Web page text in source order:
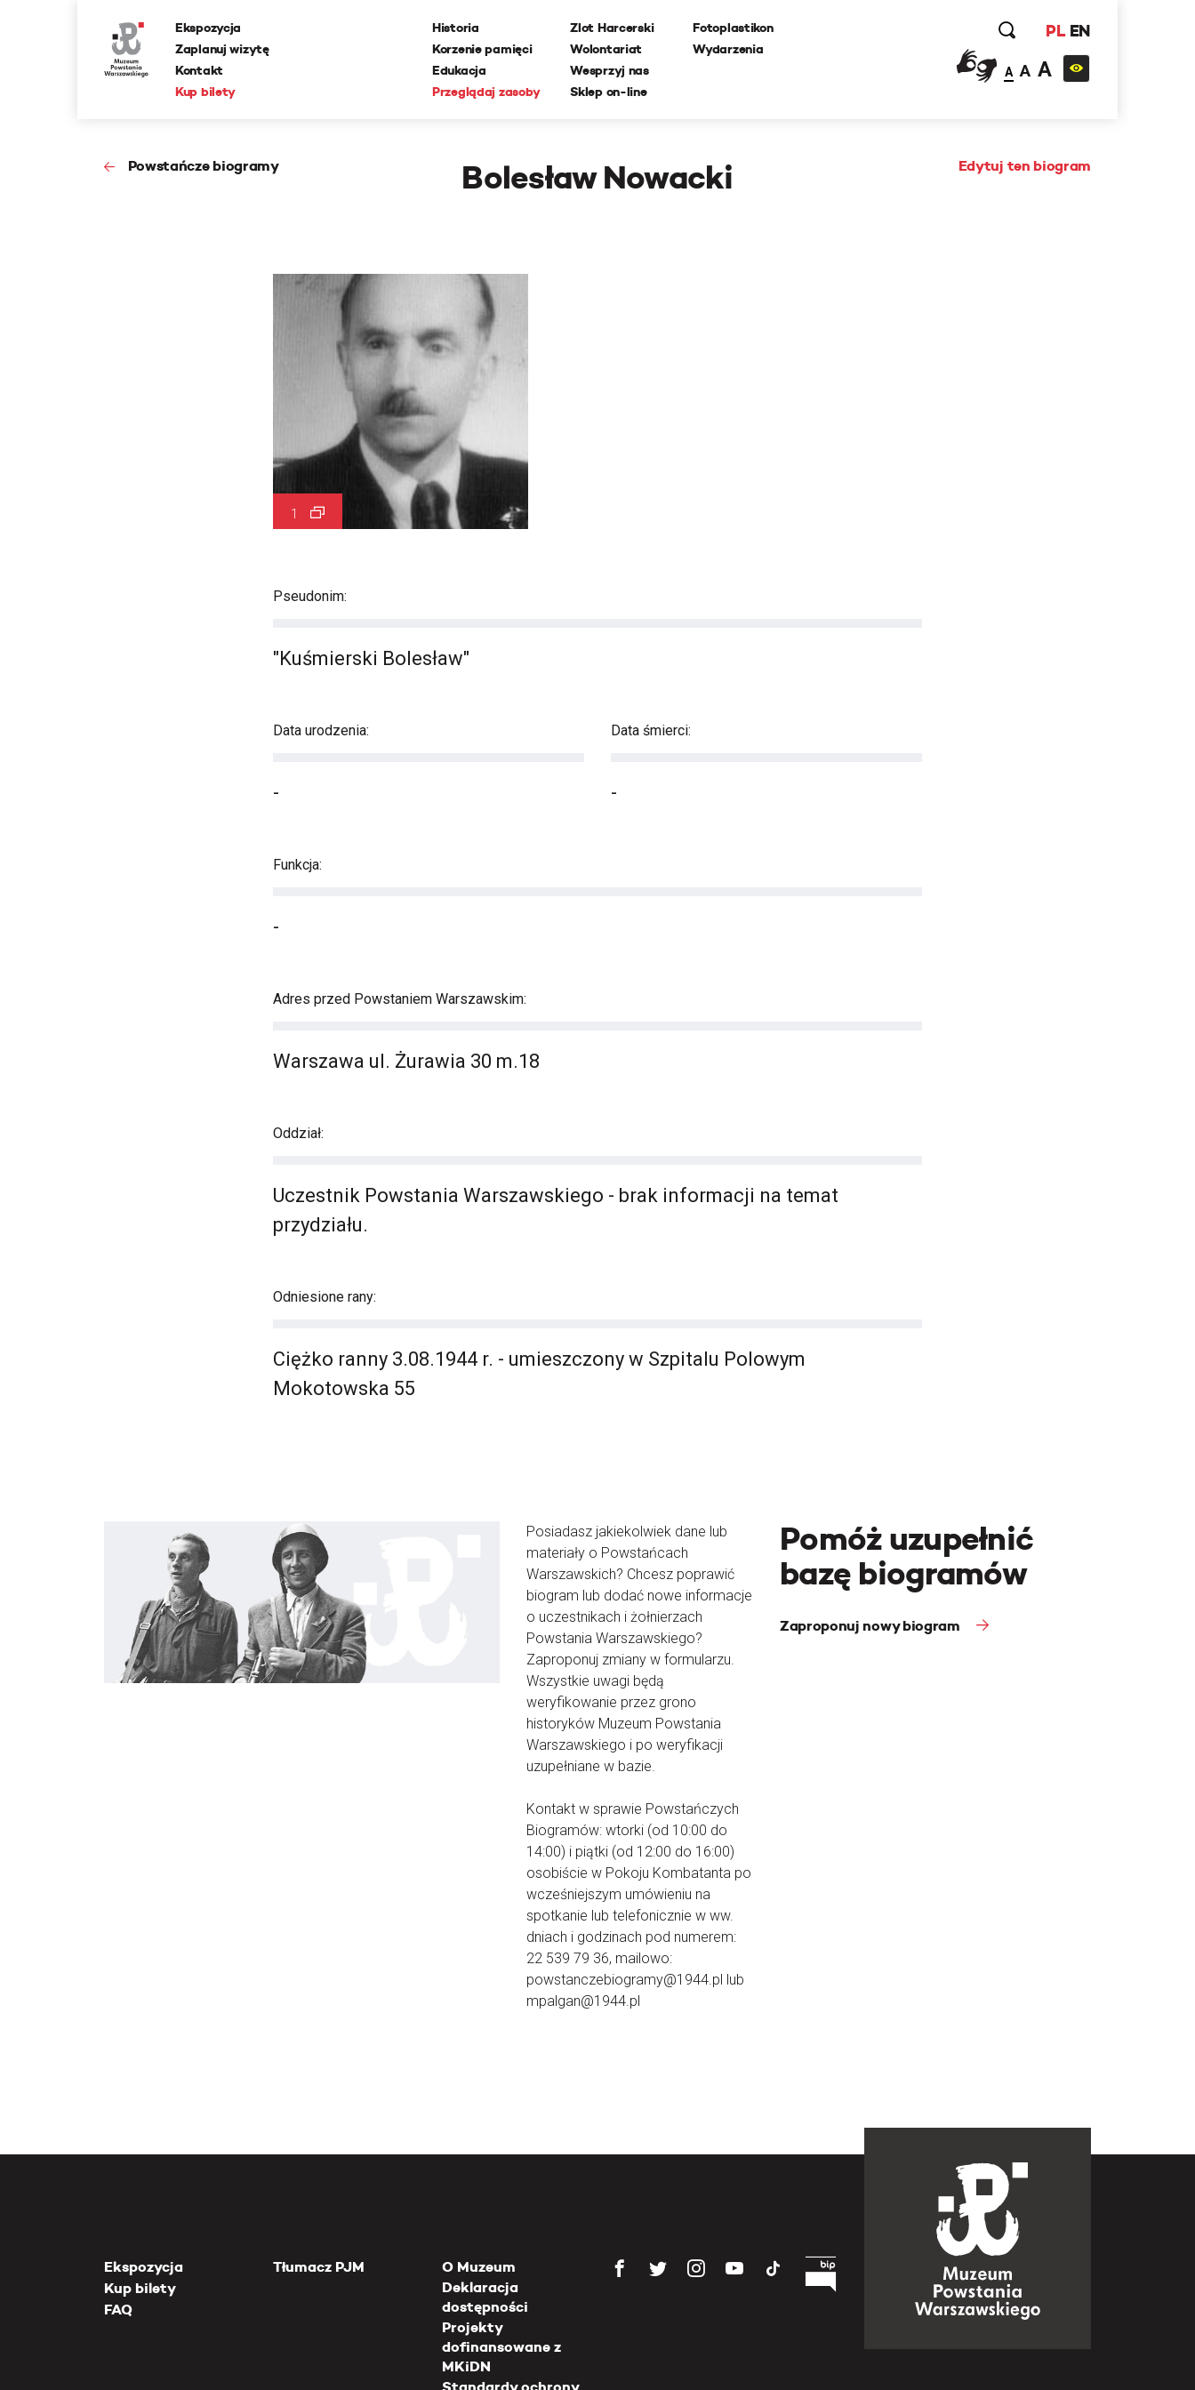
Ekspozycja
Zaplanuj wizytę
Kontakt
Kup bilety
Historia
Korzenie pamięci
Edukacja
Przeglądaj zasoby
Zlot Harcerski
Wolontariat
Wesprzyj nas
Sklep on-line
Fotoplastikon
Wydarzenia
PL EN
A A A
Powstańcze biogramy Edytuj ten biogram
Bolesław Nowacki
1
Pseudonim:
"Kuśmierski Bolesław"
Data urodzenia:
-
Data śmierci:
-
Funkcja:
-
Adres przed Powstaniem Warszawskim:
Warszawa ul. Żurawia 30 m.18
Oddział:
Uczestnik Powstania Warszawskiego - brak informacji na temat
przydziału.
Odniesione rany:
Ciężko ranny 3.08.1944 r. - umieszczony w Szpitalu Polowym
Mokotowska 55
Posiadasz jakiekolwiek dane lub
materiały o Powstańcach
Warszawskich? Chcesz poprawić
biogram lub dodać nowe informacje
o uczestnikach i żołnierzach
Powstania Warszawskiego?
Zaproponuj zmiany w formularzu.
Wszystkie uwagi będą
weryfikowanie przez grono
historyków Muzeum Powstania
Warszawskiego i po weryfikacji
uzupełniane w bazie.
Kontakt w sprawie Powstańczych
Biogramów: wtorki (od 10:00 do
14:00) i piątki (od 12:00 do 16:00)
osobiście w Pokoju Kombatanta po
wcześniejszym umówieniu na
spotkanie lub telefonicznie w ww.
dniach i godzinach pod numerem:
22 539 79 36, mailowo:
powstanczebiogramy@1944.pl lub
mpalgan@1944.pl
Pomóż uzupełnić
bazę biogramów
Zaproponuj nowy biogram
Ekspozycja
Kup bilety
FAQ
Tłumacz PJM
O Muzeum
Deklaracja
dostępności
Projekty
dofinansowane z
MKiDN